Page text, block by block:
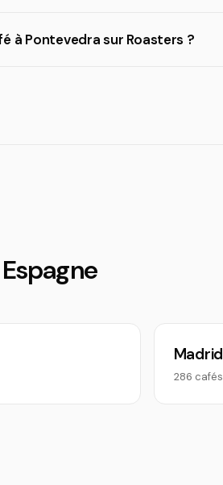
à Pontevedra sur Roasters ?
Madrid
286 cafés